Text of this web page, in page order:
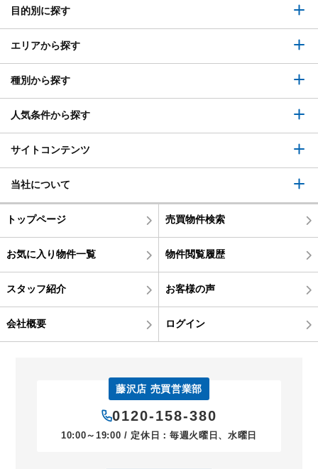
目的別に探す
エリアから探す
種別から探す
人気条件から探す
サイトコンテンツ
当社について
トップページ 売買物件検索
お気に入り物件一覧 物件閲覧履歴
スタッフ紹介 お客様の声
会社概要 ログイン
藤沢店 売買営業部
0120-158-380
10:00～19:00 / 定休日：毎週火曜日、水曜日